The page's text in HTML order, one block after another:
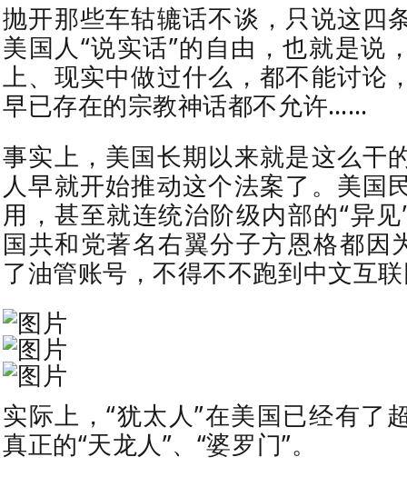
抛开那些车轱辘话不谈，只说这四
美国人“说实话”的自由，也就是说
上、现实中做过什么，都不能讨论
早已存在的宗教神话都不允许……
事实上，美国长期以来就是这么干
人早就开始推动这个法案了。美国
用，甚至就连统治阶级内部的“异
国共和党著名右翼分子方恩格都因
了油管账号，不得不不跑到中文互
实际上，“犹太人”在美国已经有了
真正的“天龙人”、“婆罗门”。